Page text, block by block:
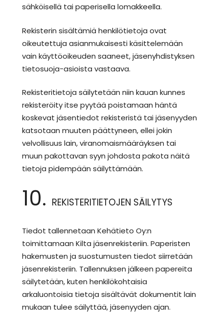
sähköisellä tai paperisella lomakkeella.
Rekisterin sisältämiä henkilötietoja ovat
oikeutettuja asianmukaisesti käsittelemään
vain käyttöoikeuden saaneet, jäsenyhdistyksen
tietosuoja-asioista vastaava.
Rekisteritietoja säilytetään niin kauan kunnes
rekisteröity itse pyytää poistamaan häntä
koskevat jäsentiedot rekisteristä tai jäsenyyden
katsotaan muuten päättyneen, ellei jokin
velvollisuus lain, viranomaismääräyksen tai
muun pakottavan syyn johdosta pakota näitä
tietoja pidempään säilyttämään.
10. REKISTERITIETOJEN SÄILYTYS
Tiedot tallennetaan Kehätieto Oy:n
toimittamaan Kilta jäsenrekisteriin. Paperisten
hakemusten ja suostumusten tiedot siirretään
jäsenrekisteriin. Tallennuksen jälkeen papereita
säilytetään, kuten henkilökohtaisia
arkaluontoisia tietoja sisältävät dokumentit lain
mukaan tulee säilyttää, jäsenyyden ajan.